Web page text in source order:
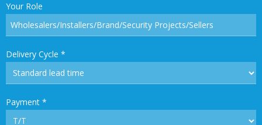
Your Role
Delivery Cycle *
Payment *